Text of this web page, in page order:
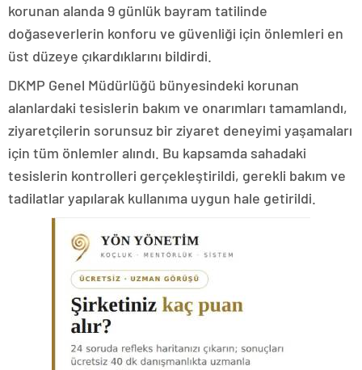
korunan alanda 9 günlük bayram tatilinde
doğaseverlerin konforu ve güvenliği için önlemleri en
üst düzeye çıkardıklarını bildirdi.
DKMP Genel Müdürlüğü bünyesindeki korunan
alanlardaki tesislerin bakım ve onarımları tamamlandı,
ziyaretçilerin sorunsuz bir ziyaret deneyimi yaşamaları
için tüm önlemler alındı. Bu kapsamda sahadaki
tesislerin kontrolleri gerçekleştirildi, gerekli bakım ve
tadilatlar yapılarak kullanıma uygun hale getirildi.